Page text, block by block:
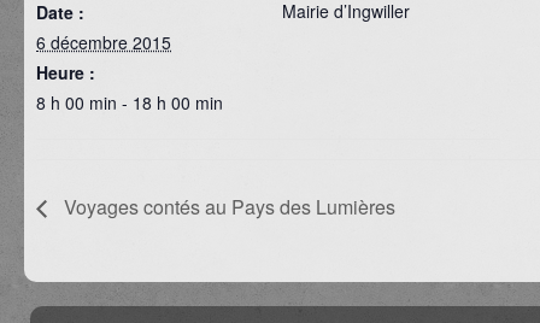
Date :
6 décembre 2015
Heure :
8 h 00 min - 18 h 00 min
Mairie d’Ingwiller
Voyages contés au Pays des Lumières